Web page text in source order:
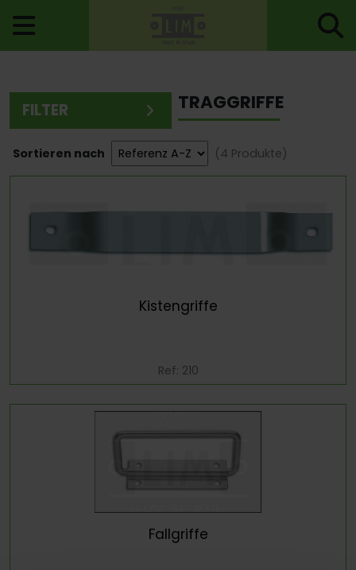
FILTER TRAGGRIFFE
Sortieren nach (4 Produkte)
Kistengriffe
Ref: 210
Fallgriffe